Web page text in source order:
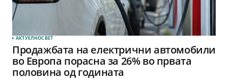
АКТУЕЛНОСВЕТ
Продажбата на електрични автомобили
во Европа порасна за 26% во првата
половина од годината